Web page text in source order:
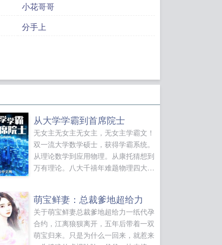
小花哥哥
分手上
从大学学霸到首席院士
无女主无女主无女主，无女主学霸文！
双一流大学数学硕士，获得学霸系统。
从理论数学到应用物理。从康托猜想到
万有理论。八大千禧年难题物理四大神
话请不要忘记向您QQ群和微博里的朋
友推荐哦！从大学学霸到首席院士...
萌宝鲜妻：总裁爹地超给力
关于萌宝鲜妻总裁爹地超给力一纸代孕
合约，江离狼狈离开，五年后带着一双
萌宝归来。只是为什么一回来，就惹来